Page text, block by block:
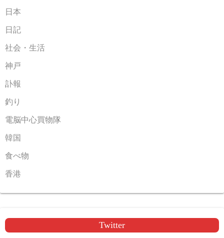
日本
日記
社会・生活
神戸
訃報
釣り
電脳中心買物隊
韓国
食べ物
香港
Twitter